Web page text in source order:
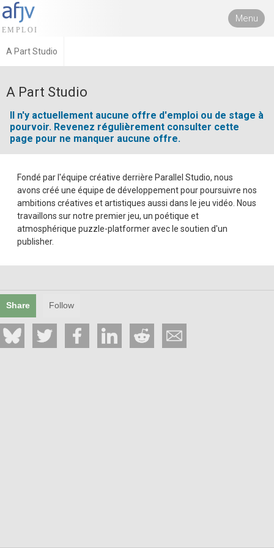
Menu
A Part Studio
A Part Studio
Il n'y actuellement aucune offre d'emploi ou de stage à
pourvoir. Revenez régulièrement consulter cette
page pour ne manquer aucune offre.
Fondé par l'équipe créative derrière Parallel Studio, nous
avons créé une équipe de développement pour poursuivre nos
ambitions créatives et artistiques aussi dans le jeu vidéo. Nous
travaillons sur notre premier jeu, un poétique et
atmosphérique puzzle-platformer avec le soutien d'un
publisher.
Share Follow